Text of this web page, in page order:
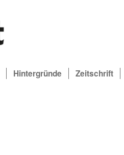
Hintergründe Zeitschrift